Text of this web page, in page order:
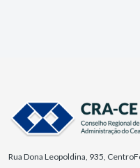
Rua Dona Leopoldina, 935, Centro